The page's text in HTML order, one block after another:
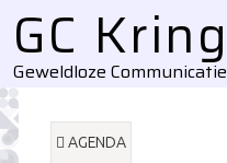
GC Kring
Geweldloze Communicatie
AGENDA
Username
Website
url